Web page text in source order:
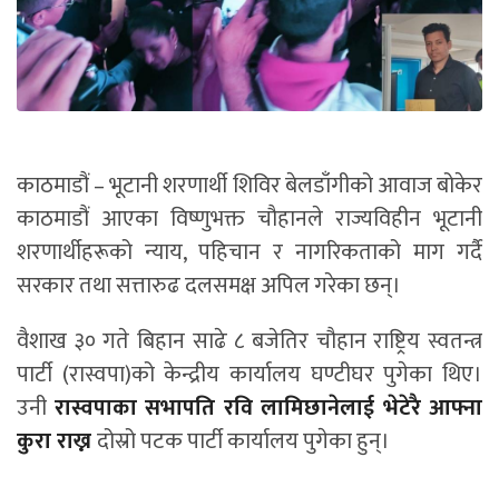
काठमाडौं – भूटानी शरणार्थी शिविर बेलडाँगीको आवाज बोकेर
काठमाडौं आएका विष्णुभक्त चौहानले राज्यविहीन भूटानी
शरणार्थीहरूको न्याय, पहिचान र नागरिकताको माग गर्दै
सरकार तथा सत्तारुढ दलसमक्ष अपिल गरेका छन्।
वैशाख ३० गते बिहान साढे ८ बजेतिर चौहान राष्ट्रिय स्वतन्त्र
पार्टी (रास्वपा)को केन्द्रीय कार्यालय घण्टीघर पुगेका थिए।
उनी रास्वपाका सभापति रवि लामिछानेलाई भेटेरै आफ्ना
कुरा राख्नदोस्रो पटक पार्टी कार्यालय पुगेका हुन्।